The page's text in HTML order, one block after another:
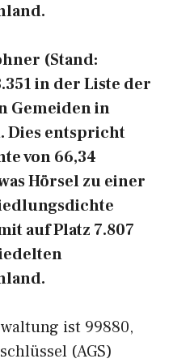
(Stand:
in der Liste der
Gemeiden in
Dies entspricht
von 66,34
Hörsel zu einer
auf Platz 7.807
ist 99880,
(AGS)